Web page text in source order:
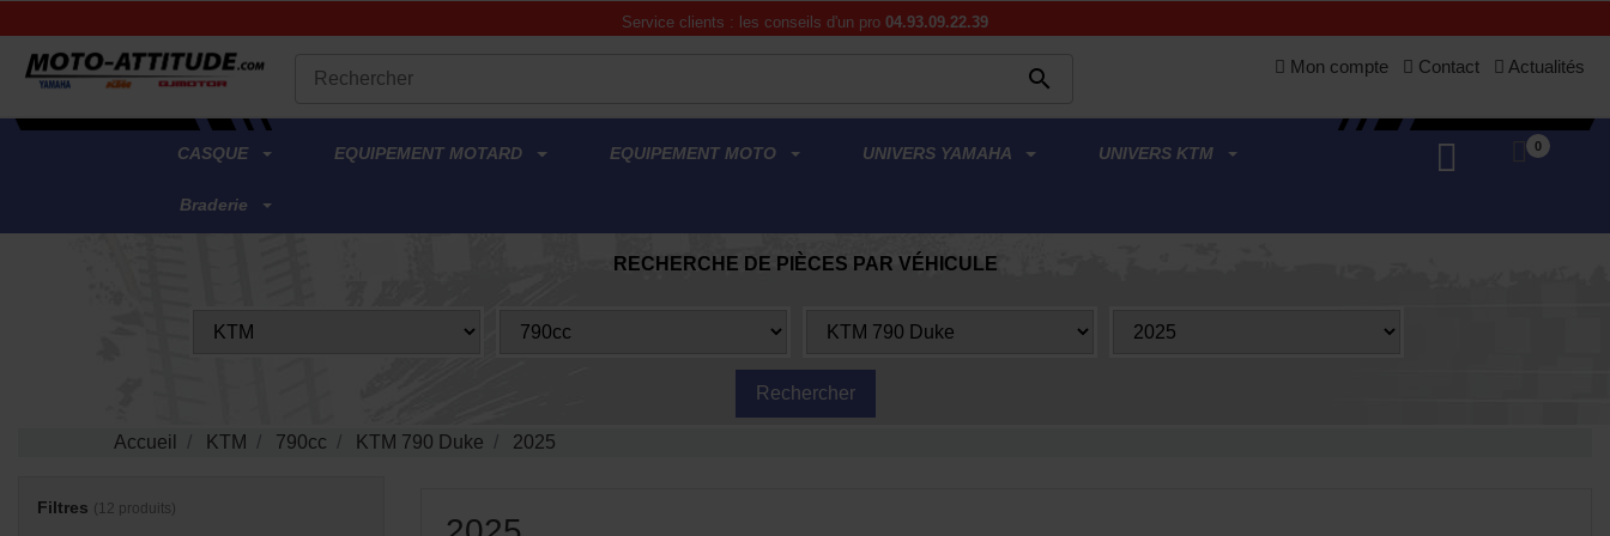
Service clients : les conseils d'un pro 04.93.09.22.39
 Mon compte Contact Actualités
.
CASQUE EQUIPEMENT MOTARD EQUIPEMENT MOTO UNIVERS YAMAHA UNIVERS KTM
Braderie
0
RECHERCHE DE PIÈCES PAR VÉHICULE
Accueil KTM 790cc KTM 790 Duke 2025
Filtres (12 produits)